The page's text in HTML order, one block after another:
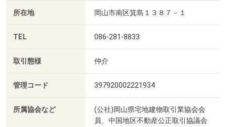
所在地 岡山市南区箕島１３８７－１
TEL 086-281-8833
取引態様 仲介
管理コード 397920002221934
所属協会など
(公社)岡山県宅地建物取引業協会会
員、中国地区不動産公正取引協議会